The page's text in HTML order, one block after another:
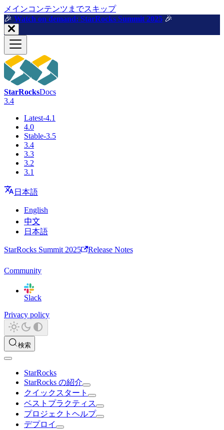
メインコンテンツまでスキップ
🎉️ Watch on demand: StarRocks Summit 2025 🎉️
StarRocksDocs
3.4
Latest-4.1
4.0
Stable-3.5
3.4
3.3
3.2
3.1
日本語
English
中文
日本語
StarRocks Summit 2025 Release Notes
Community
Slack
Privacy policy
検索
StarRocks
StarRocks の紹介
クイックスタート
ベストプラクティス
プロジェクトヘルプ
デプロイ